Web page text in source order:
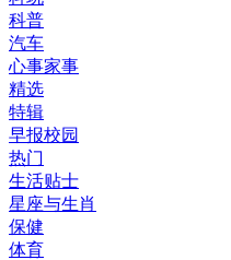
科普
汽车
心事家事
精选
特辑
早报校园
热门
生活贴士
星座与生肖
保健
体育